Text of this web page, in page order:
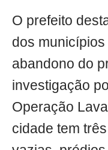
O prefeito
dos
abandono do
investigação
Operação
cidade tem